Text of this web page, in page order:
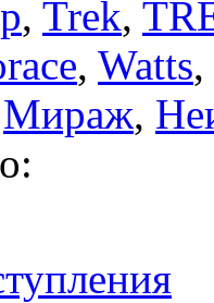
, Trek,
, Watts,
Мираж,